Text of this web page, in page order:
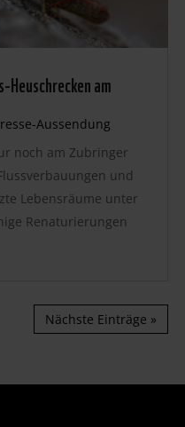
am
Aussendung
noch am Zubringer
und
Lebensräume unter
Renaturierungen
Nächste Einträge »